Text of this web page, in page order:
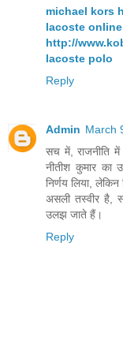
michael kors
lacoste
http://
lacoste polo
Reply
Admin March
सच में, राजनीति
नीतीश कुमार का
निर्णय लिया, लेकिन
असली तस्वीर है,
उलझ जाते हैं।
Reply